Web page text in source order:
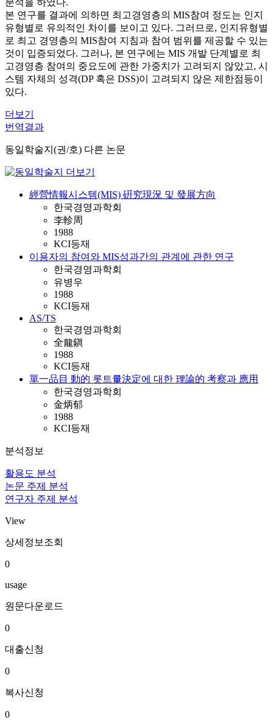
분석을 하였다.
본 연구를 결과에 의하면 최고경영층의 MIS참여 정도는 인지
유형별로 유의적인 차이를 보이고 있다. 그러므로, 인지유형별
로 최고 경영층의 MIS참여 지침과 참여 범위를 제공할 수 있는
것이 입증되었다. 그러나, 본 연구에는 MIS 개발 단계별로 최
고경영층 참여의 중요도에 관한 가중치가 고려되지 않았고, 시
스템 자체의 성격(DP 혹은 DSS)이 고려되지 않은 제한점등이
있다.
더보기
번역결과
동일학술지(권/호) 다른 논문
經營情報시스템(MIS) 硏究現況 및 發展方向
한국경영과학회
李軫周
1988
KCI등재
이용자의 참여와 MIS성과간의 관계에 관한 연구
한국경영과학회
유병우
1988
KCI등재
AS/TS
한국경영과학회
全龍鎭
1988
KCI등재
單一品目 動的 롯트量決定에 대한 理論的 考察과 應用
한국경영과학회
金炳郁
1988
KCI등재
분석정보
활용도 분석
논문 주제 분석
연구자 주제 분석
View
상세정보조회
0
usage
원문다운로드
0
대출신청
0
복사신청
0